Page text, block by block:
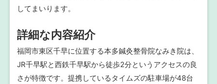
してまいります。
詳細な内容紹介
福岡市東区千早に位置する本多鍼灸整骨院なみき院は、
JR千早駅と西鉄千早駅から徒歩2分というアクセスの良
さが特徴です。提携しているタイムズの駐車場が48台